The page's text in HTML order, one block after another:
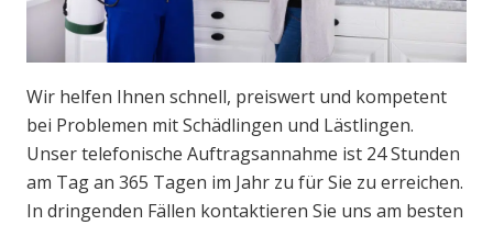
Wir helfen Ihnen schnell, preiswert und kompetent
bei Problemen mit Schädlingen und Lästlingen.
Unser telefonische Auftragsannahme ist 24 Stunden
am Tag an 365 Tagen im Jahr zu für Sie zu erreichen.
In dringenden Fällen kontaktieren Sie uns am besten